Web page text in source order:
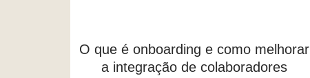
O que é onboarding e como melhorar
a integração de colaboradores